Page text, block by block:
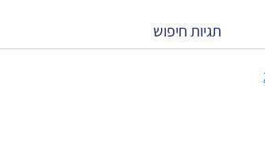
תגיות חיפוש
למטה ולמעלה